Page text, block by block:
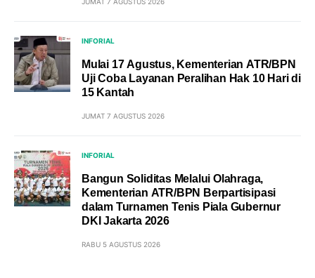
INFORIAL
Mulai 17 Agustus, Kementerian ATR/BPN
Uji Coba Layanan Peralihan Hak 10 Hari di
15 Kantah
JUMAT 7 AGUSTUS 2026
INFORIAL
Bangun Soliditas Melalui Olahraga,
Kementerian ATR/BPN Berpartisipasi
dalam Turnamen Tenis Piala Gubernur
DKI Jakarta 2026
RABU 5 AGUSTUS 2026